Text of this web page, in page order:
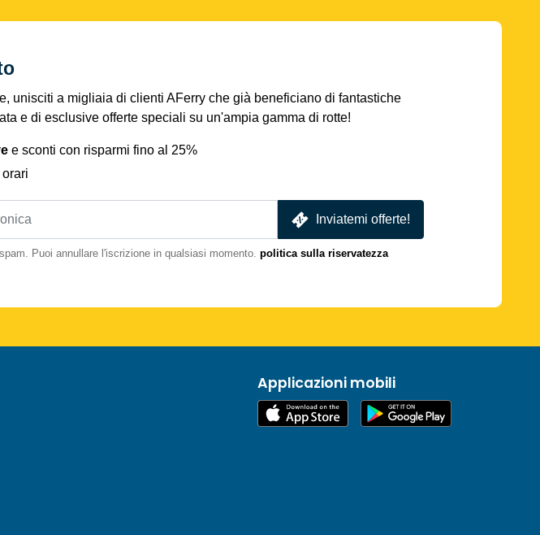
unisciti a migliaia di clienti AFerry che già beneficiano di fantastiche
e di esclusive offerte speciali su un'ampia gamma di rotte!
e sconti con risparmi fino al 25%
Inviatemi offerte!
Puoi annullare l'iscrizione in qualsiasi momento. politica sulla riservatezza
Applicazioni mobili